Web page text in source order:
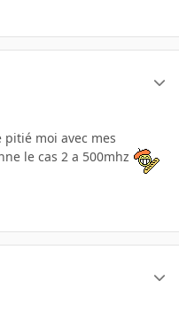
moi avec mes
le cas 2 a 500mhz